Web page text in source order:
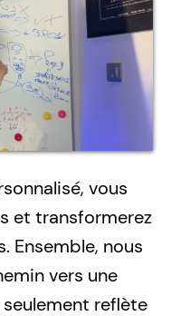
vous
et transformerez
Ensemble, nous
vers une
reflète